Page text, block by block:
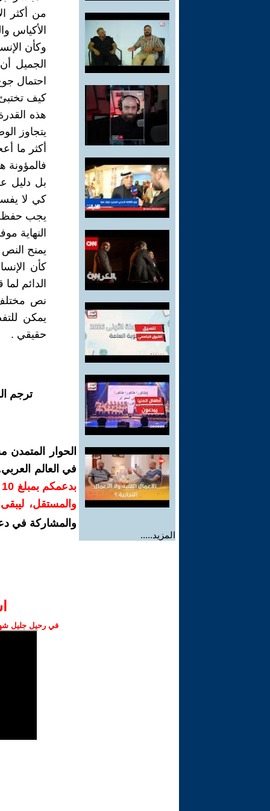
المزيد.....
من أكثر
الأكياس
وكأن
الجميل
احتمال
كيف
هذه
يتجاوز
أكثر ما
فالمؤونة
بل دليل
كي لا
يجب حفظه
النهاية
يمنح النص
كأن
الدائم
نص مختلف
يمكن
حقيقي .
ترجم
الحوار
في العالم
والمستقل،
والمشاركة في
في رحيل جليل